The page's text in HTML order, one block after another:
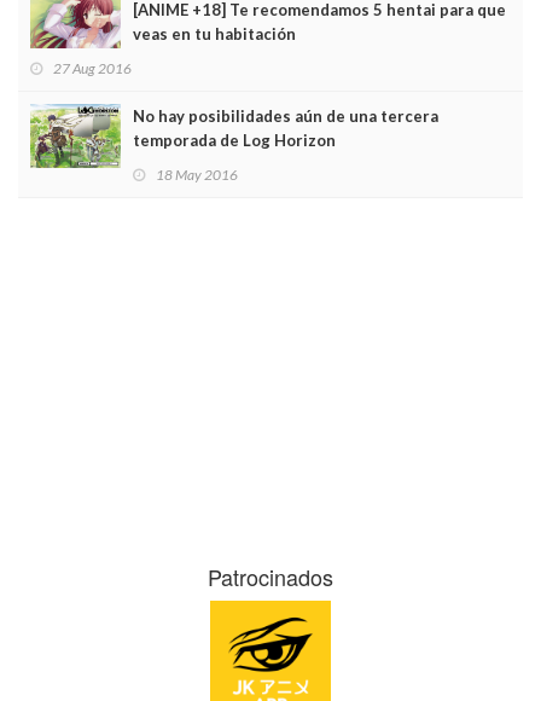
[ANIME +18] Te recomendamos 5 hentai para que
veas en tu habitación
27 Aug 2016
No hay posibilidades aún de una tercera
temporada de Log Horizon
18 May 2016
Patrocinados